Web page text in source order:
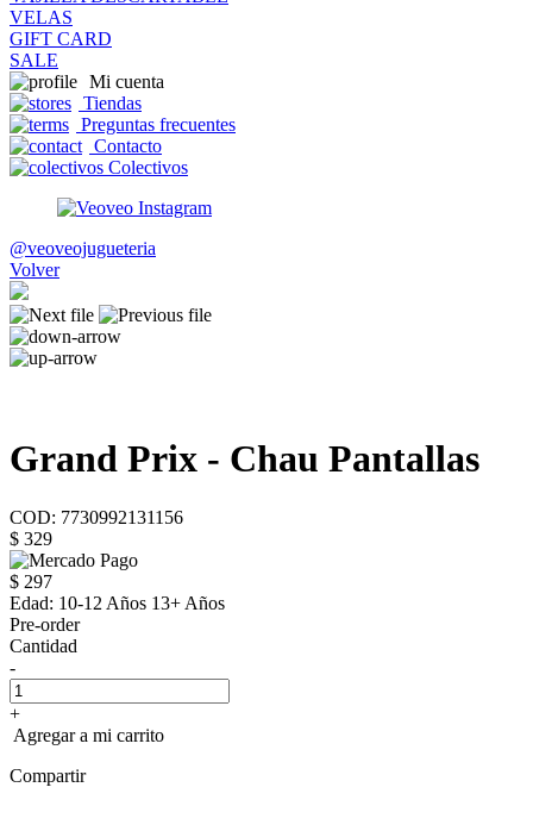
VELAS
GIFT CARD
SALE
Mi cuenta
Tiendas
Preguntas frecuentes
Contacto
Colectivos
@veoveojugueteria
Volver
Grand Prix - Chau Pantallas
COD: 7730992131156
$ 329
$ 297
Edad: 10-12 Años 13+ Años
Pre-order
Cantidad
-
+
Agregar a mi carrito
Compartir